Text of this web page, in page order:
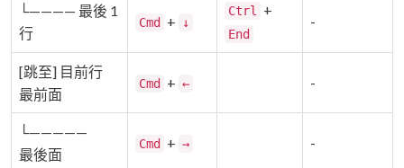
└———— 最後 1
行
Cmd + ↓
Ctrl +
End
-
[跳至] 目前行
最前面
Cmd + ← -
└—————
最後面
Cmd + → -